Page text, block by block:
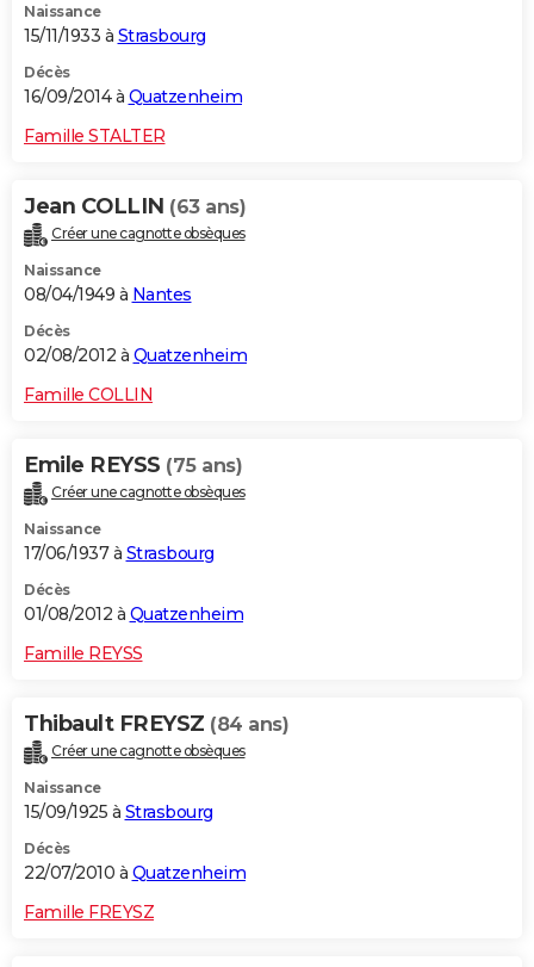
Naissance
15/11/1933 à Strasbourg
Décès
16/09/2014 à Quatzenheim
Famille STALTER
Jean COLLIN (63 ans)
Créer une cagnotte obsèques
Naissance
08/04/1949 à Nantes
Décès
02/08/2012 à Quatzenheim
Famille COLLIN
Emile REYSS (75 ans)
Créer une cagnotte obsèques
Naissance
17/06/1937 à Strasbourg
Décès
01/08/2012 à Quatzenheim
Famille REYSS
Thibault FREYSZ (84 ans)
Créer une cagnotte obsèques
Naissance
15/09/1925 à Strasbourg
Décès
22/07/2010 à Quatzenheim
Famille FREYSZ